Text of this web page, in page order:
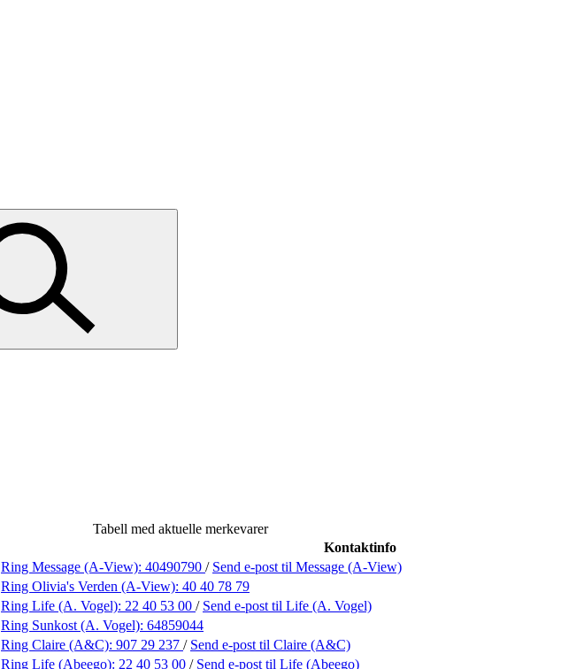
Tabell med aktuelle merkevarer
Kontaktinfo
Ring Message (A-View): 40490790 / Send e-post til Message (A-View)
Ring Olivia's Verden (A-View): 40 40 78 79
Ring Life (A. Vogel): 22 40 53 00 / Send e-post til Life (A. Vogel)
Ring Sunkost (A. Vogel): 64859044
Ring Claire (A&C): 907 29 237 / Send e-post til Claire (A&C)
Ring Life (Abeego): 22 40 53 00 / Send e-post til Life (Abeego)